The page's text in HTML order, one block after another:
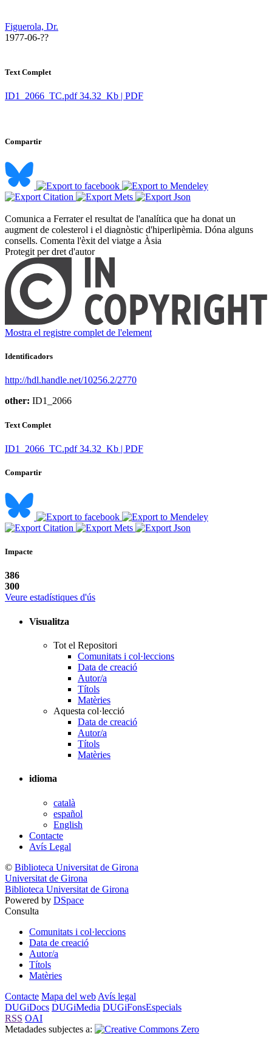
Figuerola, Dr.
​ 1977-06-??
Text Complet
ID1_2066_TC.pdf 34.32 Kb | PDF
Compartir
Comunica a Ferrater el resultat de l'analítica que ha donat un
augment de colesterol i el diagnòstic d'hiperlipèmia. Dóna alguns
consells. Comenta l'èxit del viatge a Àsia ​
Protegit per dret d'autor
Mostra el registre complet de l'element
Identificadors
http://hdl.handle.net/10256.2/2770
other: ID1_2066
Text Complet
ID1_2066_TC.pdf 34.32 Kb | PDF
Compartir
Impacte
386
300
Veure estadístiques d'ús
Visualitza
Tot el Repositori
Comunitats i col·leccions
Data de creació
Autor/a
Títols
Matèries
Aquesta col·lecció
Data de creació
Autor/a
Títols
Matèries
idioma
català
español
English
Contacte
Avís Legal
© Biblioteca Universitat de Girona
Universitat de Girona
Biblioteca Universitat de Girona
Powered by DSpace
Consulta
Comunitats i col·leccions
Data de creació
Autor/a
Títols
Matèries
Contacte Mapa del web Avís legal
DUGiDocs DUGiMedia DUGiFonsEspecials
RSS OAI
Metadades subjectes a: